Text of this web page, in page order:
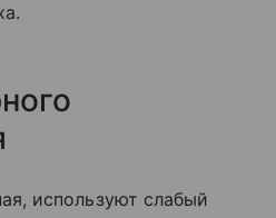
используют слабый